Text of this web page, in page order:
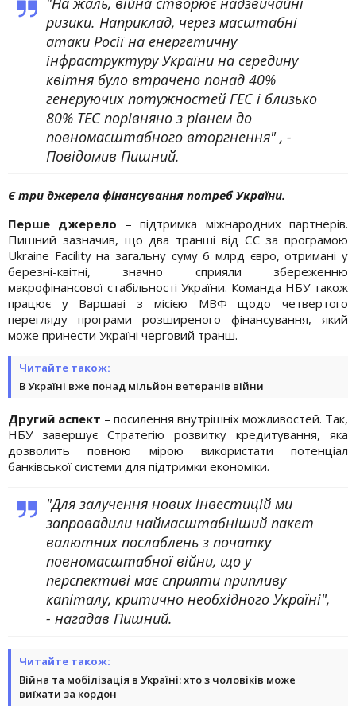
ризики. Наприклад, через масштабні
атаки Росії на енергетичну
інфраструктуру України на середину
квітня було втрачено понад 40%
генеруючих потужностей ГЕС і близько
80% ТЕС порівняно з рівнем до
повномасштабного вторгнення" , -
Повідомив Пишний.
Є три джерела фінансування потреб України.
Перше джерело – підтримка міжнародних партнерів.
Пишний зазначив, що два транші від ЄС за програмою
Ukraine Facility на загальну суму 6 млрд євро, отримані у
березні-квітні, значно сприяли збереженню
макрофінансової стабільності України. Команда НБУ також
працює у Варшаві з місією МВФ щодо четвертого
перегляду програми розширеного фінансування, який
може принести Україні черговий транш.
Читайте також:
В Україні вже понад мільйон ветеранів війни
Другий аспект – посилення внутрішніх можливостей. Так,
НБУ завершує Стратегію розвитку кредитування, яка
дозволить повною мірою використати потенціал
банківської системи для підтримки економіки.
"Для залучення нових інвестицій ми
запровадили наймасштабніший пакет
валютних послаблень з початку
повномасштабної війни, що у
перспективі має сприяти припливу
капіталу, критично необхідного Україні",
- нагадав Пишний.
Читайте також:
Війна та мобілізація в Україні: хто з чоловіків може
виїхати за кордон